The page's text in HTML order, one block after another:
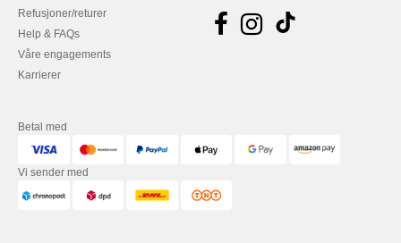
Refusjoner/returer
Help & FAQs
Våre engagements
Karrierer
Betal med
Vi sender med